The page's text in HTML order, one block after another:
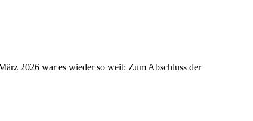
2026 war es wieder so weit: Zum Abschluss der